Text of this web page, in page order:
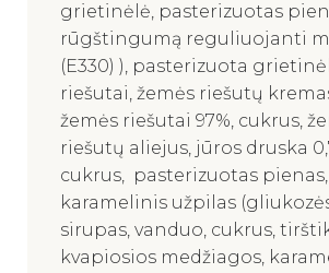
grietinėlė, pasterizuotas
rūgštingumą reguliuojanti
(E330) ), pasterizuota
riešutai, žemės riešutų
žemės riešutai 97%, cukrus,
riešutų aliejus, jūros druska
cukrus, pasterizuotas pienas,
karamelinis užpilas
sirupas, vanduo, cukrus,
kvapiosios medžiagos,